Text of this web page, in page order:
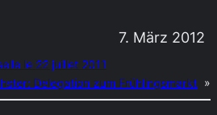
7. März 2012
le 22 juillet 2011
Delegation zum Frühlingsmarkt »